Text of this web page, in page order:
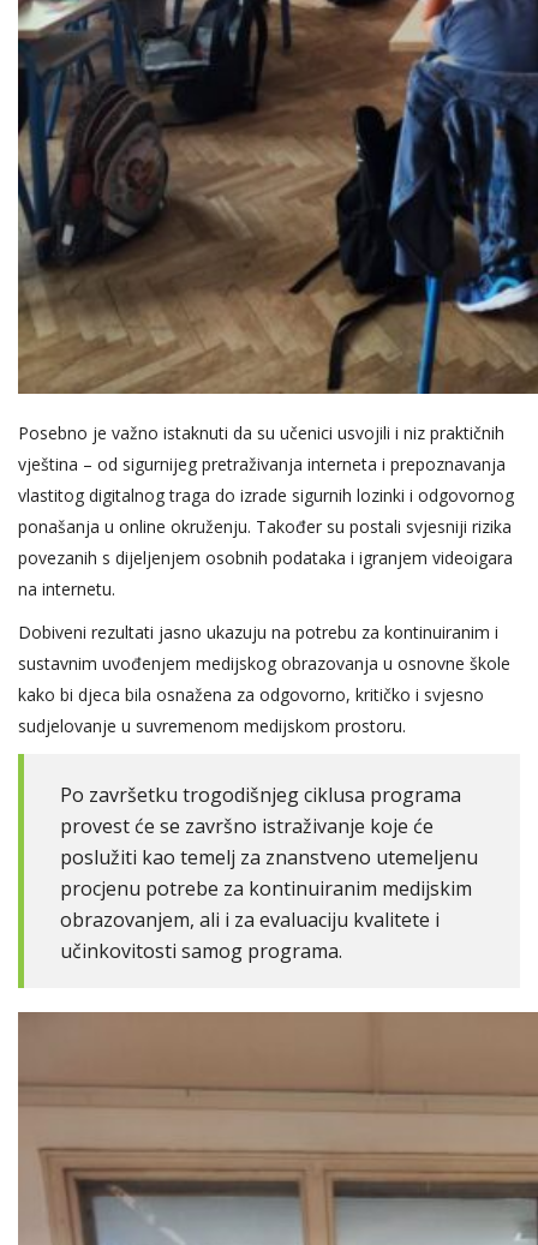
Posebno je važno istaknuti da su učenici usvojili i niz praktičnih
vještina – od sigurnijeg pretraživanja interneta i prepoznavanja
vlastitog digitalnog traga do izrade sigurnih lozinki i odgovornog
ponašanja u online okruženju. Također su postali svjesniji rizika
povezanih s dijeljenjem osobnih podataka i igranjem videoigara
na internetu.
Dobiveni rezultati jasno ukazuju na potrebu za kontinuiranim i
sustavnim uvođenjem medijskog obrazovanja u osnovne škole
kako bi djeca bila osnažena za odgovorno, kritičko i svjesno
sudjelovanje u suvremenom medijskom prostoru.
Po završetku trogodišnjeg ciklusa programa
provest će se završno istraživanje koje će
poslužiti kao temelj za znanstveno utemeljenu
procjenu potrebe za kontinuiranim medijskim
obrazovanjem, ali i za evaluaciju kvalitete i
učinkovitosti samog programa.